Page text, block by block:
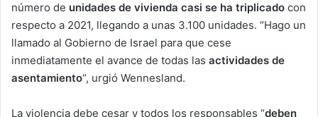
número de unidades de vivienda casi se ha triplicado con
respecto a 2021, llegando a unas 3.100 unidades. “Hago un
llamado al Gobierno de Israel para que cese
inmediatamente el avance de todas las actividades de
asentamiento“, urgió Wennesland.
La violencia debe cesar y todos los responsables “deben